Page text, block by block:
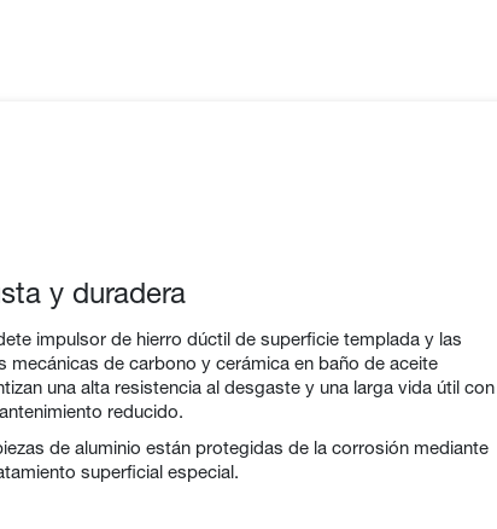
y duradera
impulsor de hierro dúctil de superficie templada y las
mecánicas de carbono y cerámica en baño de aceite
una alta resistencia al desgaste y una larga vida útil con
reducido.
de aluminio están protegidas de la corrosión mediante
superficial especial.